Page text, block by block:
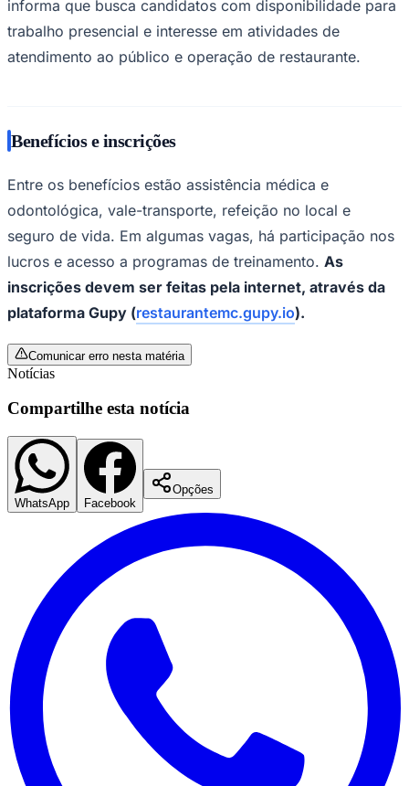
informa que busca candidatos com disponibilidade para
trabalho presencial e interesse em atividades de
atendimento ao público e operação de restaurante.
Benefícios e inscrições
Entre os benefícios estão assistência médica e
odontológica, vale-transporte, refeição no local e
seguro de vida. Em algumas vagas, há participação nos
lucros e acesso a programas de treinamento. As
inscrições devem ser feitas pela internet, através da
plataforma Gupy (restaurantemc.gupy.io).
Comunicar erro nesta matéria
Notícias
Compartilhe esta notícia
WhatsApp Facebook
Opções